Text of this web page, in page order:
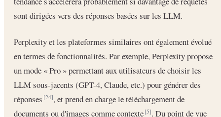
sont dirigées vers des réponses basées sur les LLM.
Perplexity et les plateformes similaires ont également évolué
en termes de fonctionnalités. Par exemple, Perplexity propose
un mode « Pro » permettant aux utilisateurs de choisir les
LLM sous-jacents (GPT-4, Claude, etc.) pour générer des
réponses[24], et prend en charge le téléchargement de
documents ou d'images comme contexte[5]. Du point de vue